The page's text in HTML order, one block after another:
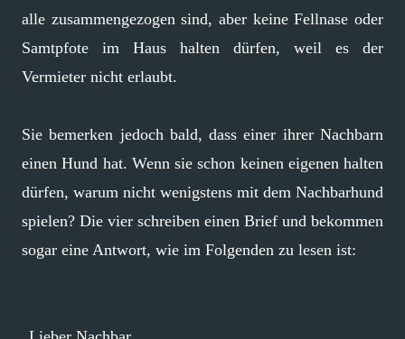
alle zusammengezogen sind, aber keine Fellnase oder
Samtpfote im Haus halten dürfen, weil es der
Vermieter nicht erlaubt.
Sie bemerken jedoch bald, dass einer ihrer Nachbarn
einen Hund hat. Wenn sie schon keinen eigenen halten
dürfen, warum nicht wenigstens mit dem Nachbarhund
spielen? Die vier schreiben einen Brief und bekommen
sogar eine Antwort, wie im Folgenden zu lesen ist: